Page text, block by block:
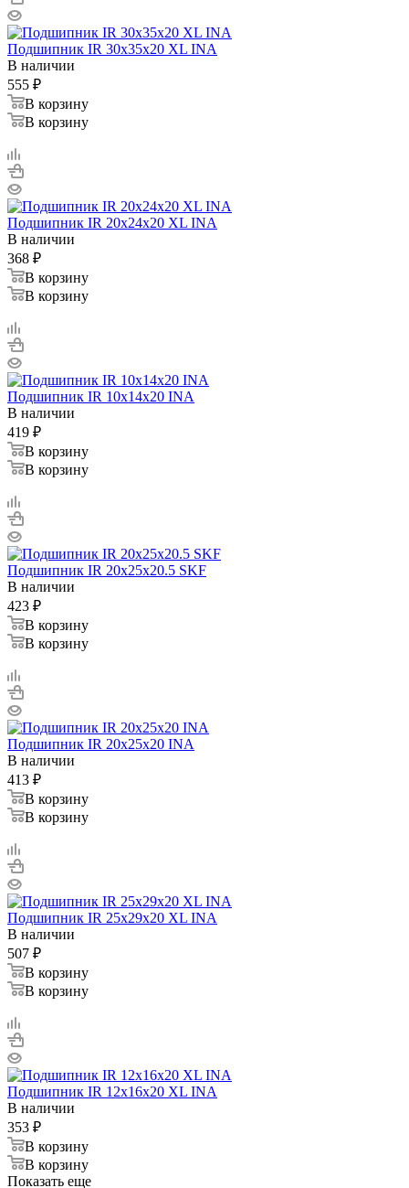
Подшипник IR 30x35x20 XL INA
В наличии
555 ₽
В корзину
В корзину
Подшипник IR 20x24x20 XL INA
В наличии
368 ₽
В корзину
В корзину
Подшипник IR 10x14x20 INA
В наличии
419 ₽
В корзину
В корзину
Подшипник IR 20x25x20.5 SKF
В наличии
423 ₽
В корзину
В корзину
Подшипник IR 20x25x20 INA
В наличии
413 ₽
В корзину
В корзину
Подшипник IR 25x29x20 XL INA
В наличии
507 ₽
В корзину
В корзину
Подшипник IR 12x16x20 XL INA
В наличии
353 ₽
В корзину
В корзину
Показать еще